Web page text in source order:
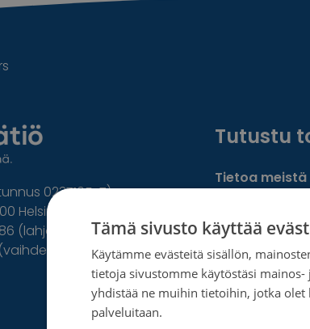
0237165-7)
Helsinki
(lahjoittajapalvelu)
Tutustu
Tietoa meistä
Tietosuoja-
Tämä sivusto käyttää
Käytämme evästeitä sisällön,
tietoja sivustomme käytöstäsi
yhdistää ne muihin tietoihin, jotka olet
palveluitaan.